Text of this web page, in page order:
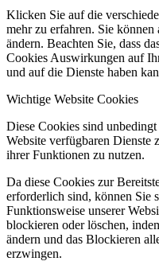
Klicken Sie auf die
mehr zu erfahren. Sie
ändern. Beachten Sie, dass
Cookies Auswirkungen auf
und auf die Dienste haben
Wichtige Website Cookies
Diese Cookies sind
Website verfügbaren Dienste
ihrer Funktionen zu nutzen.
Da diese Cookies zur
erforderlich sind, können Sie
Funktionsweise unserer
blockieren oder löschen,
ändern und das Blockieren
erzwingen.